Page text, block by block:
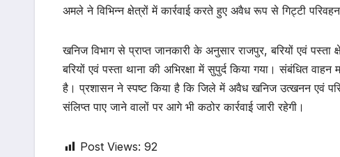
अमले ने विभिन्न क्षेत्रों में कार्रवाई करते हुए अवैध रूप से गिट्टी
खनिज विभाग से प्राप्त जानकारी के अनुसार राजपुर, बरियों एवं
बरियों एवं पस्ता थाना की अभिरक्षा में सुपुर्द किया गया। संबंधित
है। प्रशासन ने स्पष्ट किया है कि जिले में अवैध खनिज उत्खनन एवं
संलिप्त पाए जाने वालों पर आगे भी कठोर कार्रवाई जारी रहेगी।
Post Views: 92